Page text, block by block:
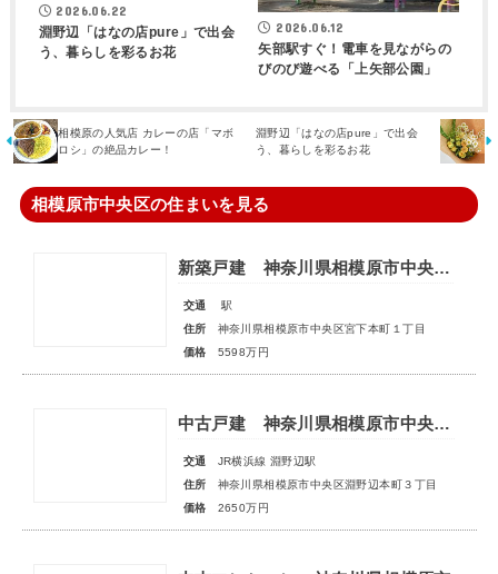
2026.06.22
淵野辺「はなの店pure」で出会
う、暮らしを彩るお花
2026.06.12
矢部駅すぐ！電車を見ながらの
びのび遊べる「上矢部公園」
相模原の人気店 カレーの店「マボ
ロシ」の絶品カレー！
淵野辺「はなの店pure」で出会
う、暮らしを彩るお花
相模原市中央区の住まいを見る
新築戸建 神奈川県相模原市中央区宮下本町１丁目
交通
駅
住所
神奈川県相模原市中央区宮下本町１丁目
価格
5598万円
中古戸建 神奈川県相模原市中央区淵野辺本町３丁目
交通
JR横浜線 淵野辺駅
住所
神奈川県相模原市中央区淵野辺本町３丁目
価格
2650万円